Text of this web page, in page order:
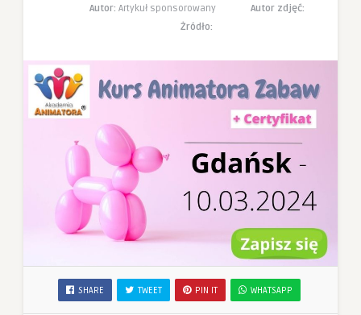
Autor: Artykuł sponsorowany
Autor zdjęć:
Żródło:
SHARE TWEET PIN IT WHATSAPP